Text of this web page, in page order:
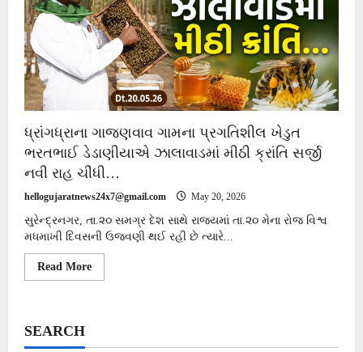
ધ્રાંગધ્રાના ગાજણવાવ ગામના પ્રગતિશીલ ખેડુત
ભરતભાઈ ડેડાણીયાએ ઝાલાવાડમાં મીઠી ક્રાંતિ સર્જી
નવી રાહ ચીંધી…
hellogujaratnews24x7@gmail.com May 20, 2026
સુરેન્દ્રનગર, તા.૨૦ સમગ્ર દેશ સાથે રાજ્યમાં તા.૨૦ મેના રોજ વિશ્વ
મધમાખી દિવસની ઉજવણી થઈ રહી છે ત્યારે...
Read MoreRead
ખેડુત
SEARCH